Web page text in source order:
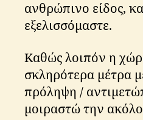
ανθρώπινο είδος,
εξελισσόμαστε.
Καθώς λοιπόν η
σκληρότερα μέτρα
πρόληψη /
μοιραστώ την